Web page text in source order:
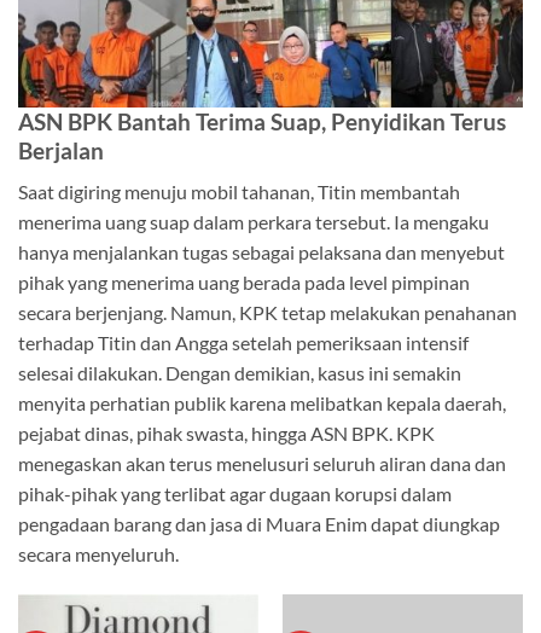
ASN BPK Bantah Terima Suap, Penyidikan Terus
Berjalan
Saat digiring menuju mobil tahanan, Titin membantah
menerima uang suap dalam perkara tersebut. Ia mengaku
hanya menjalankan tugas sebagai pelaksana dan menyebut
pihak yang menerima uang berada pada level pimpinan
secara berjenjang. Namun, KPK tetap melakukan penahanan
terhadap Titin dan Angga setelah pemeriksaan intensif
selesai dilakukan. Dengan demikian, kasus ini semakin
menyita perhatian publik karena melibatkan kepala daerah,
pejabat dinas, pihak swasta, hingga ASN BPK. KPK
menegaskan akan terus menelusuri seluruh aliran dana dan
pihak-pihak yang terlibat agar dugaan korupsi dalam
pengadaan barang dan jasa di Muara Enim dapat diungkap
secara menyeluruh.